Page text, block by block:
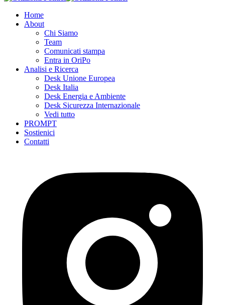
Home
About
Chi Siamo
Team
Comunicati stampa
Entra in OriPo
Analisi e Ricerca
Desk Unione Europea
Desk Italia
Desk Energia e Ambiente
Desk Sicurezza Internazionale
Vedi tutto
PROMPT
Sostienici
Contatti